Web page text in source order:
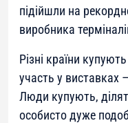
підійшли на
виробника
Різні країни
участь у виставках
Люди купують,
особисто дуже